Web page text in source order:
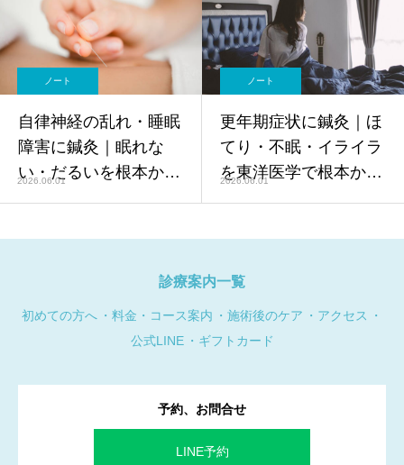
洋医学アプローチ【鍼
灸師監修】
学的アプローチ【鍼灸
師監修】
ノート
自律神経の乱れ・睡眠
障害に鍼灸｜眠れな
い・だるいを根本から
2026.06.01
ノート
更年期症状に鍼灸｜ほ
てり・不眠・イライラ
を東洋医学で根本から
2026.06.01
診療案内一覧
初めての方へ 料金・コース案内 施術後のケア
アクセス
公式LINE
ギフトカード
予約、お問合せ
LINE予約